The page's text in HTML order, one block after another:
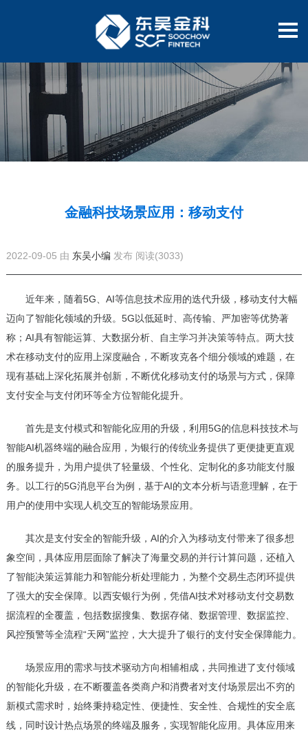
金融科技场景应用：移动支付
2022-09-05 由 东吴小编 发布 阅读(3033)
近年来，随着5G、AI等信息技术应用的迭代升级， 移动支付大幅
迈向了智能化领域的升级。5G以低延时、高传输、严加密等优势著
称；AI具有智能运算、大数据分析、自主学习并决策等特点。两大技
术在移动支付的应用上深度融合，不断攻克各个细分领域的难题，在
现有基础上深化拓展并创新，不断优化移动支付的场景与方式，保障
支付安全与支付闭环等全方位智能化提升。
首先是支付模式和智能化应用的升级，利用5G的信息科技技术与
智能AI机器终端的融合应用，为银行的传统业务提供了更便捷更直观
的服务提升，为用户提供了轻量级、个性化、定制化的多功能支付服
务。以工行的5G消息平台为例，基于AI的文本分析与语意理解，在于
用户的使用中实现人机交互的智能场景应用。
其次是支付安全的智能升级，AI的介入为移动支付带来了很多想
象空间，具体应用层面除了解决了海量交易的并行计算问题，还植入
了智能决策运算能力和智能分析处理能力，为整个交易生态闭环提供
了强大的安全保障。以西安银行为例，凭借AI技术对移动支付交易数
据流程的全覆盖，包括数据搜集、数据存储、数据管理、数据监控、
风控预警等全流程“天网”监控，大大提升了银行的支付安全保障能力。
场景应用的需求与技术驱动方向相辅相成，共同推进了支付领域
的智能化升级，在不断覆盖各类商户和消费者对支付场景层出不穷的
新模式需求时，始终秉持稳定性、便捷性、安全性、合规性的安全底
线，同时设计热点场景的终端及服务，实现智能化应用。具体应用来